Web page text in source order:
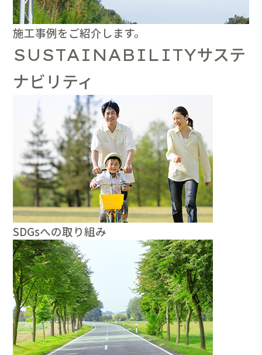
施工事例をご紹介します。
SUSTAINABILITYサステ
ナビリティ
SDGsへの取り組み